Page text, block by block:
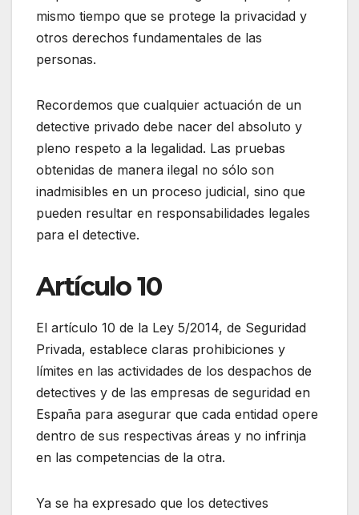
mismo tiempo que se protege la privacidad y
otros derechos fundamentales de las
personas.
Recordemos que cualquier actuación de un
detective privado debe nacer del absoluto y
pleno respeto a la legalidad. Las pruebas
obtenidas de manera ilegal no sólo son
inadmisibles en un proceso judicial, sino que
pueden resultar en responsabilidades legales
para el detective.
Artículo 10
El artículo 10 de la Ley 5/2014, de Seguridad
Privada, establece claras prohibiciones y
límites en las actividades de los despachos de
detectives y de las empresas de seguridad en
España para asegurar que cada entidad opere
dentro de sus respectivas áreas y no infrinja
en las competencias de la otra.
Ya se ha expresado que los detectives